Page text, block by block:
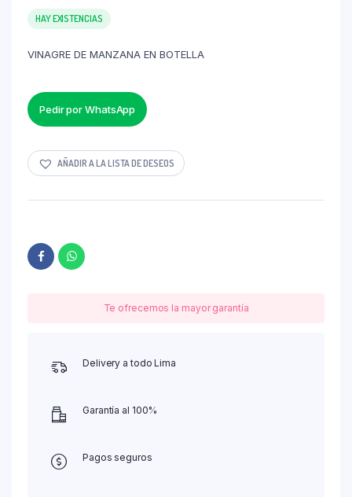
HAY EXISTENCIAS
VINAGRE DE MANZANA EN BOTELLA
Pedir por WhatsApp
AÑADIR A LA LISTA DE DESEOS
Te ofrecemos la mayor garantía
Delivery a todo Lima
Garantía al 100%
Pagos seguros